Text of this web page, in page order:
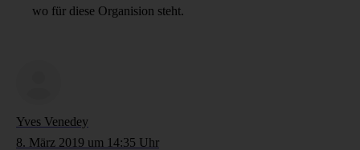
wo für diese Organision steht.
Yves Venedey
8. März 2019 um 14:35 Uhr